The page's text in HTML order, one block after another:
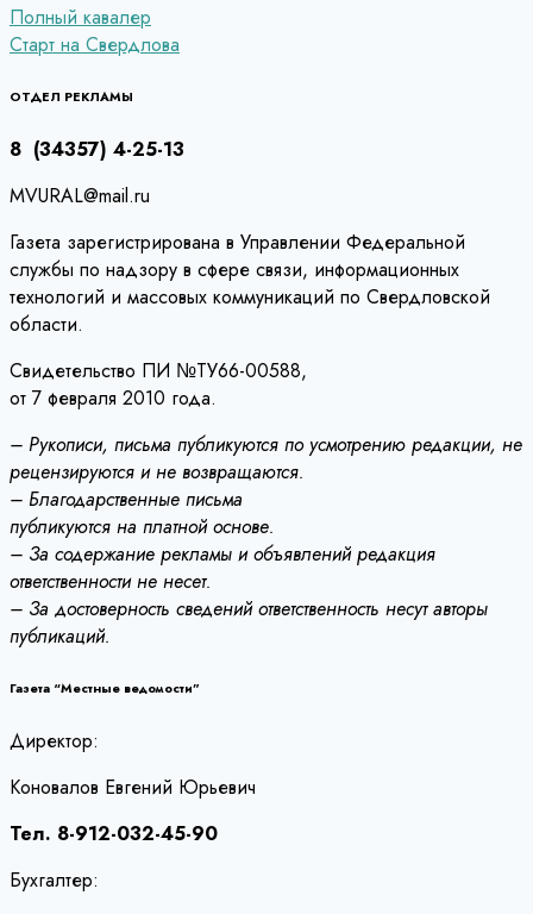
Навигация
по
записям
Полный кавалер
Старт на Свердлова
ОТДЕЛ РЕКЛАМЫ
8 (34357) 4-25-13
MVURAL@mail.ru
Газета зарегистрирована в Управлении Федеральной
службы по надзору в сфере связи, информационных
технологий и массовых коммуникаций по Свердловской
области.
Свидетельство ПИ №ТУ66-00588,
от 7 февраля 2010 года.
– Рукописи, письма публикуются по усмотрению редакции, не
рецензируются и не возвращаются.
– Благодарственные письма
публикуются на платной основе.
– За содержание рекламы и объявлений редакция
ответственности не несет.
– За достоверность сведений ответственность несут авторы
публикаций.
Газета “Местные ведомости”
Директор:
Коновалов Евгений Юрьевич
Тел. 8-912-032-45-90
Бухгалтер: